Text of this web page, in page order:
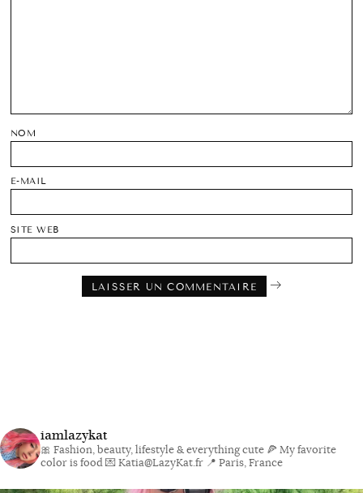
NOM
E-MAIL
SITE WEB
iamlazykat
🎀 Fashion, beauty, lifestyle & everything cute 🍕 My favorite
color is food💌 Katia@LazyKat.fr 📍 Paris, France